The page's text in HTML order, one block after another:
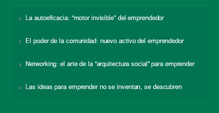
La autoeficacia: “motor invisible” del emprendedor
El poder de la comunidad: nuevo activo del emprendedor
Networking: el arte de la “arquitectura social” para emprender
Las ideas para emprender no se inventan, se descubren